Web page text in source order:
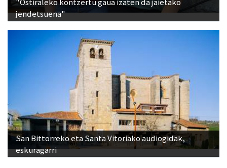
San Bittorreko eta Santa Vitoriako audiogidak,
eskuragarri